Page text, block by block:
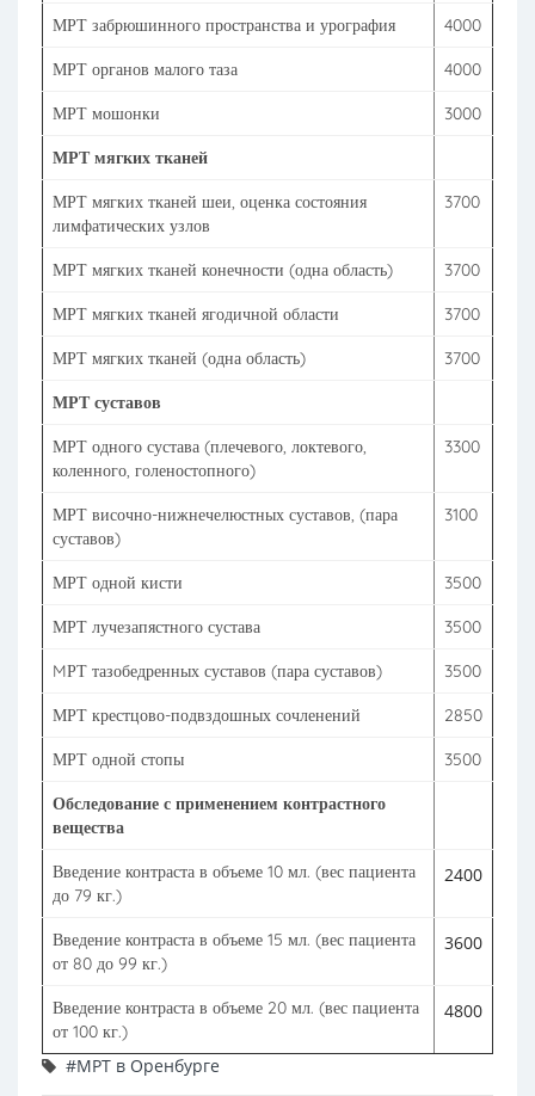
МРТ забрюшинного пространства и урография 4000
МРТ органов малого таза 4000
МРТ мошонки 3000
МРТ мягких тканей
МРТ мягких тканей шеи, оценка состояния
лимфатических узлов
3700
МРТ мягких тканей конечности (одна область) 3700
МРТ мягких тканей ягодичной области 3700
МРТ мягких тканей (одна область) 3700
МРТ суставов
МРТ одного сустава (плечевого, локтевого,
коленного, голеностопного)
3300
МРТ височно-нижнечелюстных суставов, (пара
суставов)
3100
МРТ одной кисти 3500
МРТ лучезапястного сустава 3500
MРТ тазобедренных суставов (пара суставов) 3500
МРТ крестцово-подвздошных сочленений 2850
МРТ одной стопы 3500
Обследование с применением контрастного
вещества
Введение контраста в объеме 10 мл. (вес пациента
до 79 кг.)
2400
Введение контраста в объеме 15 мл. (вес пациента
от 80 до 99 кг.)
3600
Введение контраста в объеме 20 мл. (вес пациента
от 100 кг.)
4800
#МРТ в Оренбурге